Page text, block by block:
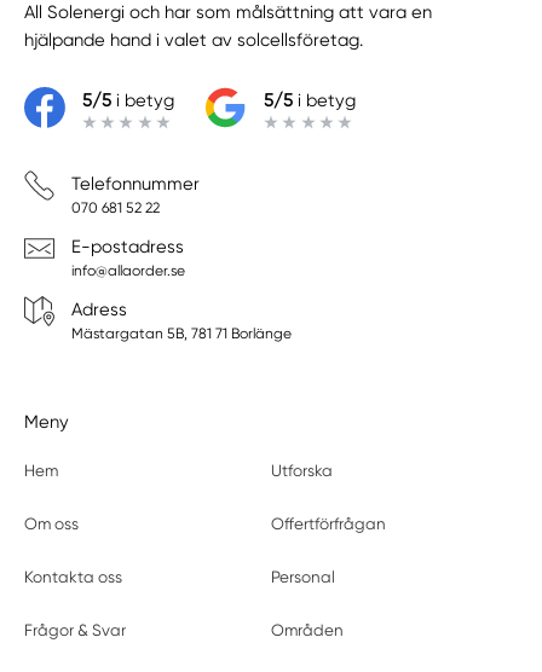
All Solenergi och har som målsättning att vara en
hjälpande hand i valet av solcellsföretag.
5/5i betyg 5/5i betyg
Telefonnummer
070 681 52 22
E-postadress
info@allaorder.se
Adress
Mästargatan 5B, 781 71 Borlänge
Meny
Hem Utforska
Om oss Offertförfrågan
Kontakta oss Personal
Frågor & Svar Områden